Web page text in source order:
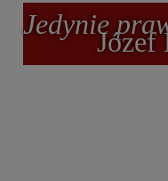
Jedynie
Józef